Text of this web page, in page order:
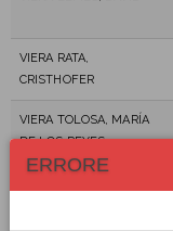
VIERA RATA,
CRISTHOFER
VIERA TOLOSA, MARÍA
DE LOS REYES
ERRORE